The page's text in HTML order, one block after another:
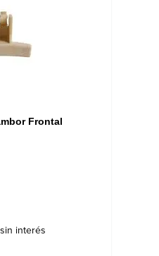
Frontal
sin interés